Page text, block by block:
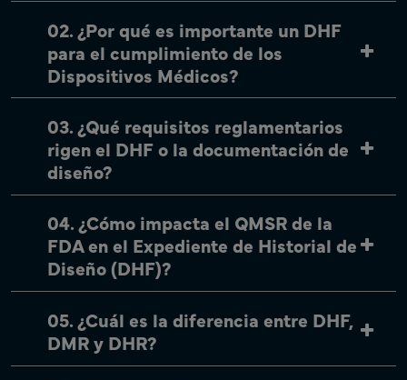
02. ¿Por qué es importante un DHF
para el cumplimiento de los
Dispositivos Médicos?
03. ¿Qué requisitos reglamentarios
rigen el DHF o la documentación de
diseño?
04. ¿Cómo impacta el QMSR de la
FDA en el Expediente de Historial de
Diseño (DHF)?
05. ¿Cuál es la diferencia entre DHF,
DMR y DHR?